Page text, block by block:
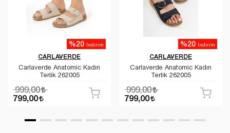
CARLAVERDE
Carlaverde Anatomic Kadın
Terlik 262005
%20 İndirim
999,00
799,00
CARLAVERDE
Carlaverde Anatomic Kadın
Terlik 262005
%20 İndirim
999,00
799,00